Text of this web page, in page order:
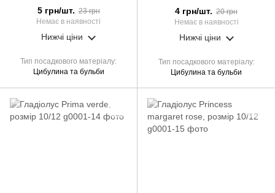
5 грн/шт. 23 грн
Немає в наявності
Нижчі ціни
Тип посадкового матеріалу
Цибулина та бульби
4 грн/шт. 20 грн
Немає в наявності
Нижчі ціни
Тип посадкового матеріалу
Цибулина та бульби